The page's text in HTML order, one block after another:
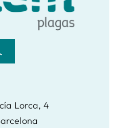
Lorca, 4